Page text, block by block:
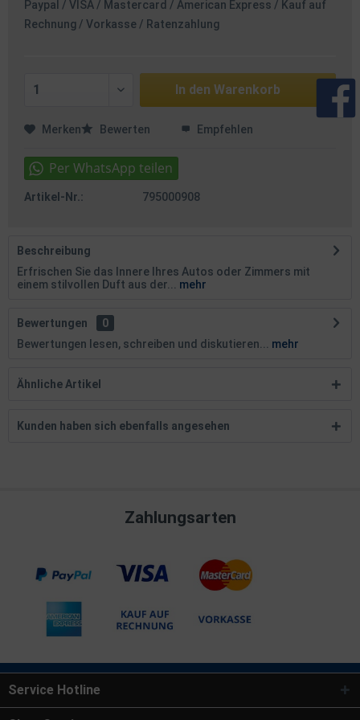
Paypal / VISA / Mastercard / American Express / Kauf auf
Rechnung / Vorkasse / Ratenzahlung
In den Warenkorb
Merken Bewerten Empfehlen
Artikel-Nr.: 795000908
Beschreibung
Erfrischen Sie das Innere Ihres Autos oder Zimmers mit
einem stilvollen Duft aus der...
mehr
Bewertungen
0
Bewertungen lesen, schreiben und diskutieren...
mehr
Ähnliche Artikel
Kunden haben sich ebenfalls angesehen
Zahlungsarten
Service Hotline